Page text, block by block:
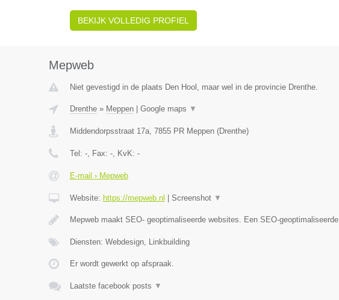
BEKIJK VOLLEDIG PROFIEL
Mepweb
Niet gevestigd in de plaats Den Hool, maar wel in de provincie Drenthe.
Drenthe» Meppen| Google maps ▼
Middendorpsstraat 17a, 7855 PR Meppen(Drenthe)
Tel: -, Fax: -, KvK: -
E-mail › Mepweb
Website: https://mepweb.nl Screenshot ▼
Mepweb maakt SEO- geoptimaliseerde websites. Een SEO-geoptimaliseerde
Diensten: Webdesign, Linkbuilding
Er wordt gewerkt op afspraak.
Laatste facebook posts ▼